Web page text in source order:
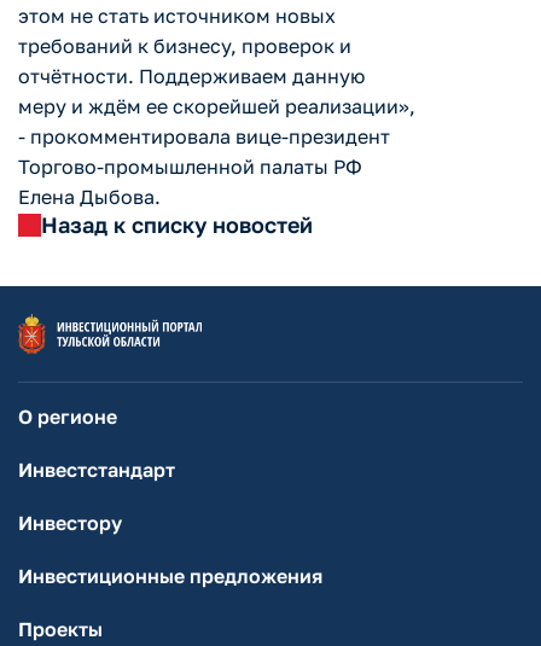
этом не стать источником новых
требований к бизнесу, проверок и
отчётности. Поддерживаем данную
меру и ждём ее скорейшей реализации»,
- прокомментировала вице-президент
Торгово-промышленной палаты РФ
Елена Дыбова.
Назад к списку новостей
О регионе
Инвестстандарт
Инвестору
Инвестиционные предложения
Проекты